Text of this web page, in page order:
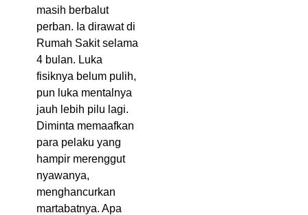
masih berbalut
perban. Ia dirawat di
Rumah Sakit selama
4 bulan. Luka
fisiknya belum pulih,
pun luka mentalnya
jauh lebih pilu lagi.
Diminta memaafkan
para pelaku yang
hampir merenggut
nyawanya,
menghancurkan
martabatnya. Apa